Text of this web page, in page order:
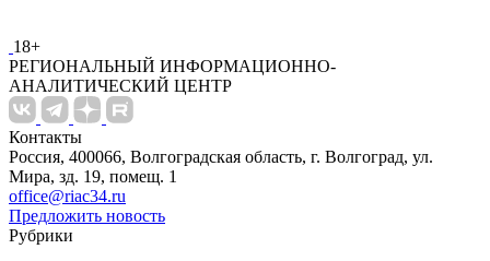
18+
РЕГИОНАЛЬНЫЙ ИНФОРМАЦИОННО-
АНАЛИТИЧЕСКИЙ ЦЕНТР
Контакты
Россия, 400066, Волгоградская область, г. Волгоград, ул.
Мира, зд. 19, помещ. 1
office@riac34.ru
Предложить новость
Рубрики